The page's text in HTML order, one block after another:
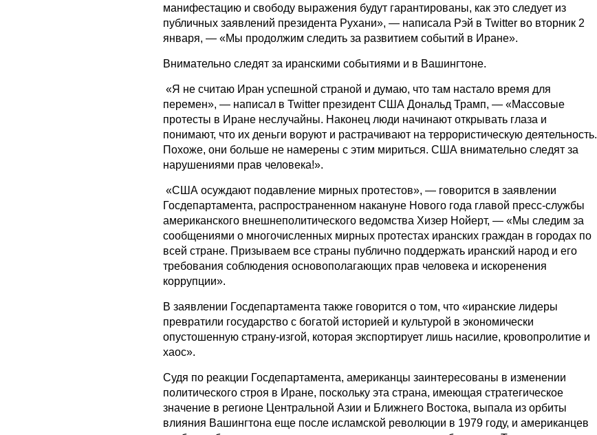
манифестацию и свободу выражения будут гарантированы, как это следует из
публичных заявлений президента Рухани», — написала Рэй в Twitter во вторник 2
января, — «Мы продолжим следить за развитием событий в Иране».
Внимательно следят за иранскими событиями и в Вашингтоне.
«Я не считаю Иран успешной страной и думаю, что там настало время для
перемен», — написал в Twitter президент США Дональд Трамп, — «Массовые
протесты в Иране неслучайны. Наконец люди начинают открывать глаза и
понимают, что их деньги воруют и растрачивают на террористическую деятельность.
Похоже, они больше не намерены с этим мириться. США внимательно следят за
нарушениями прав человека!».
«США осуждают подавление мирных протестов», — говорится в заявлении
Госдепартамента, распространенном накануне Нового года главой пресс-службы
американского внешнеполитического ведомства Хизер Нойерт, — «Мы следим за
сообщениями о многочисленных мирных протестах иранских граждан в городах по
всей стране. Призываем все страны публично поддержать иранский народ и его
требования соблюдения основополагающих прав человека и искоренения
коррупции».
В заявлении Госдепартамента также говорится о том, что «иранские лидеры
превратили государство с богатой историей и культурой в экономически
опустошенную страну-изгой, которая экспортирует лишь насилие, кровопролитие и
хаос».
Судя по реакции Госдепартамента, американцы заинтересованы в изменении
политического строя в Иране, поскольку эта страна, имеющая стратегическое
значение в регионе Центральной Азии и Ближнего Востока, выпала из орбиты
влияния Вашингтона еще после исламской революции в 1979 году, и американцев